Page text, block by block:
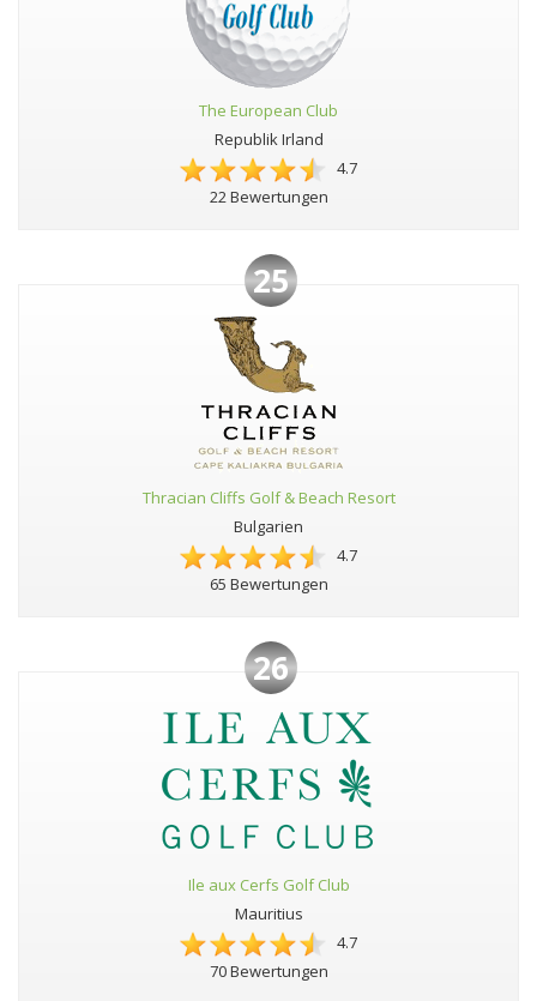
The European Club
Republik Irland
4.7
22 Bewertungen
25
Thracian Cliffs Golf & Beach Resort
Bulgarien
4.7
65 Bewertungen
26
Ile aux Cerfs Golf Club
Mauritius
4.7
70 Bewertungen